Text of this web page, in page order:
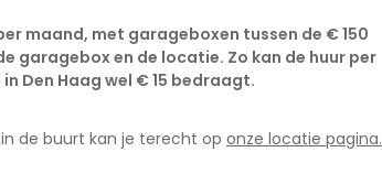
maand, met garageboxen tussen de € 150
garagebox en de locatie. Zo kan de huur per
Den Haag wel € 15 bedraagt.
de buurt kan je terecht op onze locatie pagina.